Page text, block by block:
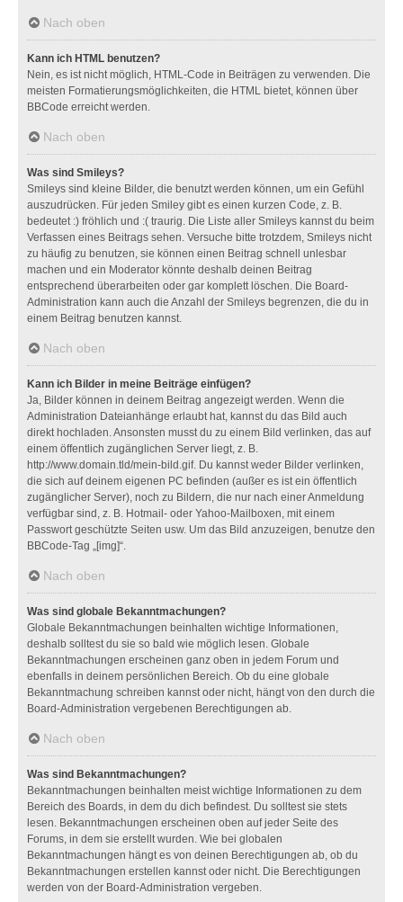
Nach oben
Kann ich HTML benutzen?
Nein, es ist nicht möglich, HTML-Code in Beiträgen zu verwenden. Die
meisten Formatierungsmöglichkeiten, die HTML bietet, können über
BBCode erreicht werden.
Nach oben
Was sind Smileys?
Smileys sind kleine Bilder, die benutzt werden können, um ein Gefühl
auszudrücken. Für jeden Smiley gibt es einen kurzen Code, z. B.
bedeutet :) fröhlich und :( traurig. Die Liste aller Smileys kannst du beim
Verfassen eines Beitrags sehen. Versuche bitte trotzdem, Smileys nicht
zu häufig zu benutzen, sie können einen Beitrag schnell unlesbar
machen und ein Moderator könnte deshalb deinen Beitrag
entsprechend überarbeiten oder gar komplett löschen. Die Board-
Administration kann auch die Anzahl der Smileys begrenzen, die du in
einem Beitrag benutzen kannst.
Nach oben
Kann ich Bilder in meine Beiträge einfügen?
Ja, Bilder können in deinem Beitrag angezeigt werden. Wenn die
Administration Dateianhänge erlaubt hat, kannst du das Bild auch
direkt hochladen. Ansonsten musst du zu einem Bild verlinken, das auf
einem öffentlich zugänglichen Server liegt, z. B.
http://www.domain.tld/mein-bild.gif. Du kannst weder Bilder verlinken,
die sich auf deinem eigenen PC befinden (außer es ist ein öffentlich
zugänglicher Server), noch zu Bildern, die nur nach einer Anmeldung
verfügbar sind, z. B. Hotmail- oder Yahoo-Mailboxen, mit einem
Passwort geschützte Seiten usw. Um das Bild anzuzeigen, benutze den
BBCode-Tag „[img]“.
Nach oben
Was sind globale Bekanntmachungen?
Globale Bekanntmachungen beinhalten wichtige Informationen,
deshalb solltest du sie so bald wie möglich lesen. Globale
Bekanntmachungen erscheinen ganz oben in jedem Forum und
ebenfalls in deinem persönlichen Bereich. Ob du eine globale
Bekanntmachung schreiben kannst oder nicht, hängt von den durch die
Board-Administration vergebenen Berechtigungen ab.
Nach oben
Was sind Bekanntmachungen?
Bekanntmachungen beinhalten meist wichtige Informationen zu dem
Bereich des Boards, in dem du dich befindest. Du solltest sie stets
lesen. Bekanntmachungen erscheinen oben auf jeder Seite des
Forums, in dem sie erstellt wurden. Wie bei globalen
Bekanntmachungen hängt es von deinen Berechtigungen ab, ob du
Bekanntmachungen erstellen kannst oder nicht. Die Berechtigungen
werden von der Board-Administration vergeben.